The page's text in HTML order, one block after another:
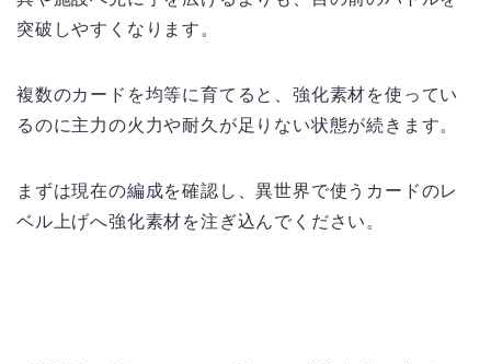
突破しやすくなります。
複数のカードを均等に育てると、強化素材を使ってい
るのに主力の火力や耐久が足りない状態が続きます。
まずは現在の編成を確認し、異世界で使うカードのレ
ベル上げへ強化素材を注ぎ込んでください。